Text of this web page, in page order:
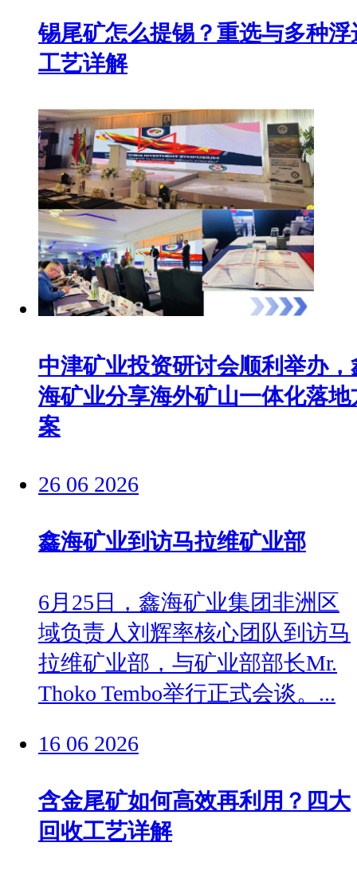
锡尾矿怎么提锡？重选与多种浮
工艺详解
中津矿业投资研讨会顺利举办，
海矿业分享海外矿山一体化落地
案
26 06 2026
鑫海矿业到访马拉维矿业部
6月25日，鑫海矿业集团非洲区
域负责人刘辉率核心团队到访马
拉维矿业部，与矿业部部长Mr.
Thoko Tembo举行正式会谈。...
16 06 2026
含金尾矿如何高效再利用？四大
回收工艺详解